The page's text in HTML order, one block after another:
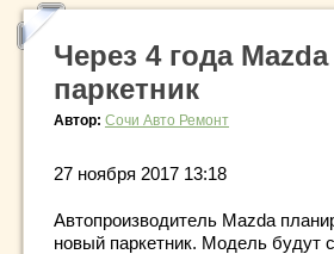
Через 4 года
паркетник
Автор: Сочи Авто Ремонт
27 ноября 2017 13:18
Автопроизводитель Mazda
новый паркетник. Модель будут